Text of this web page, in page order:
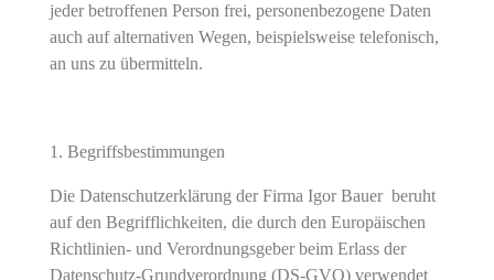
jeder betroffenen Person frei, personenbezogene Daten
auch auf alternativen Wegen, beispielsweise telefonisch,
an uns zu übermitteln.
Begriffsbestimmungen
Die Datenschutzerklärung der Firma Igor Bauer beruht
auf den Begrifflichkeiten, die durch den Europäischen
Richtlinien- und Verordnungsgeber beim Erlass der
Datenschutz-Grundverordnung (DS-GVO) verwendet